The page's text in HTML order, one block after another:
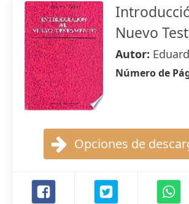
Nuevo
Autor:
Número de
Opciones de